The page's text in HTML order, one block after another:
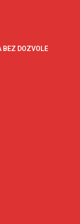
BEZ DOZVOLE